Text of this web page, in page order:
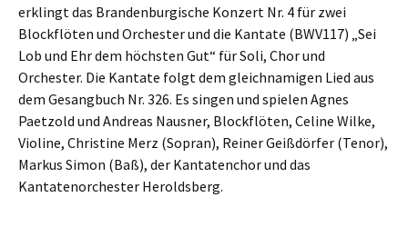
erklingt das Brandenburgische Konzert Nr. 4 für zwei
Blockflöten und Orchester und die Kantate (BWV117) „Sei
Lob und Ehr dem höchsten Gut“ für Soli, Chor und
Orchester. Die Kantate folgt dem gleichnamigen Lied aus
dem Gesangbuch Nr. 326. Es singen und spielen Agnes
Paetzold und Andreas Nausner, Blockflöten, Celine Wilke,
Violine, Christine Merz (Sopran), Reiner Geißdörfer (Tenor),
Markus Simon (Baß), der Kantatenchor und das
Kantatenorchester Heroldsberg.